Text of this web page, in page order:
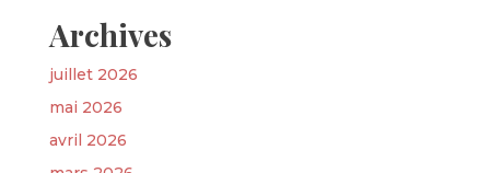
Archives
juillet 2026
mai 2026
avril 2026